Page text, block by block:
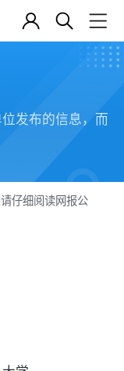
发布的信息，而
仔细阅读网报公